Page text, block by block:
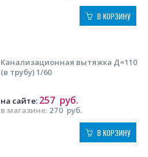
В КОРЗИНУ
Канализационная вытяжка Д=110
(в трубу) 1/60
в магазине: 270 руб.
на сайте: 257 руб.
В КОРЗИНУ